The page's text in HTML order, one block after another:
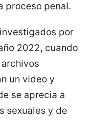
proceso penal.
por
2022, cuando
un video y
se aprecia a
sexuales y de